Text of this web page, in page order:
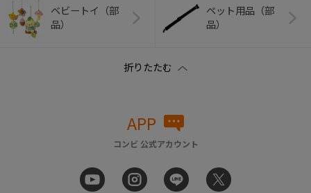
ベビートイ（部
品）
ペット用品（部
品）
APP
コンビ 公式アカウント